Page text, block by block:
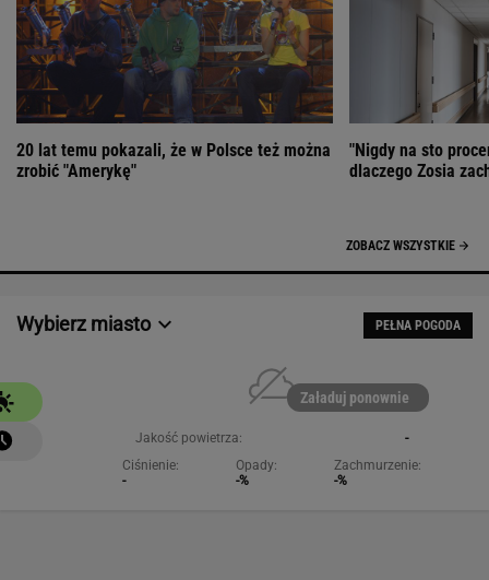
20 lat temu pokazali, że w Polsce też można
zrobić "Amerykę"
"Nigdy na sto
dlaczego Zosia
ZOBACZ WSZYSTKIE
Wybierz miasto PEŁNA POGODA
Załaduj ponownie
Jakość powietrza:
-
Ciśnienie:
-
Opady:
-%
Zachmurzenie:
-%